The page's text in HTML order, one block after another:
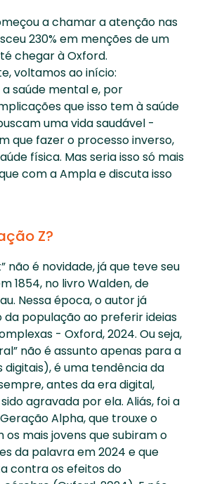
a chamar a atenção nas
230% em menções de um
chegar à Oxford.
voltamos ao início:
saúde mental e, por
que isso tem à saúde
uma vida saudável -
que fazer o processo inverso,
física. Mas seria isso só mais
com a Ampla e discuta isso
Z?
não é novidade, já que teve seu
1854, no livro Walden, de
Nessa época, o autor já
população ao preferir ideias
- Oxford, 2024. Ou seja,
não é assunto apenas para a
digitais), é uma tendência da
antes da era digital,
agravada por ela. Aliás, foi a
Alpha, que trouxe o
os mais jovens que subiram o
da palavra em 2024 e que
contra os efeitos do